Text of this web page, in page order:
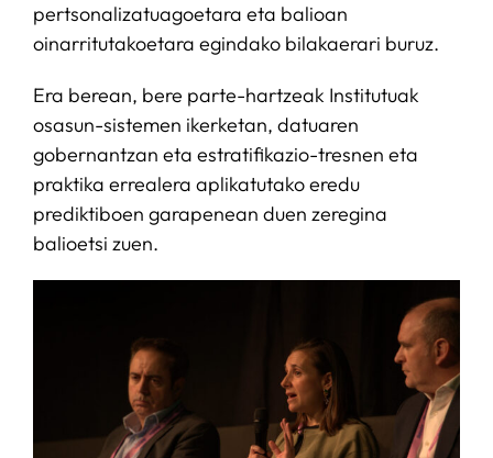
pertsonalizatuagoetara eta balioan
oinarritutakoetara egindako bilakaerari buruz.
Era berean, bere parte-hartzeak Institutuak
osasun-sistemen ikerketan, datuaren
gobernantzan eta estratifikazio-tresnen eta
praktika errealera aplikatutako eredu
prediktiboen garapenean duen zeregina
balioetsi zuen.